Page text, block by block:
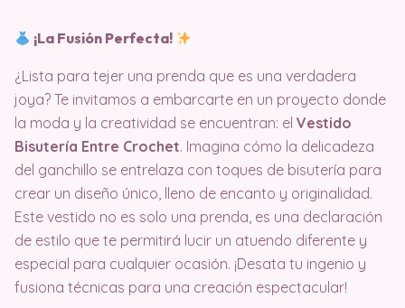
¡La Fusión Perfecta!
¿Lista para tejer una prenda que es una verdadera
joya? Te invitamos a embarcarte en un proyecto donde
la moda y la creatividad se encuentran: el Vestido
Bisutería Entre Crochet. Imagina cómo la delicadeza
del ganchillo se entrelaza con toques de bisutería para
crear un diseño único, lleno de encanto y originalidad.
Este vestido no es solo una prenda, es una declaración
de estilo que te permitirá lucir un atuendo diferente y
especial para cualquier ocasión. ¡Desata tu ingenio y
fusiona técnicas para una creación espectacular!